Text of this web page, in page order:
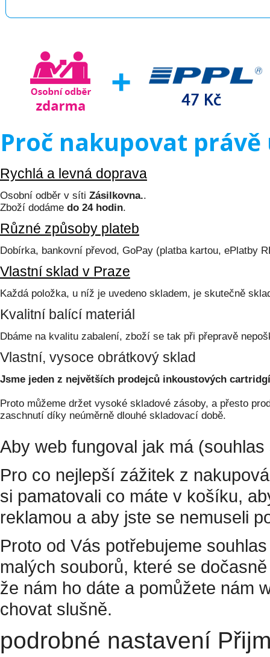
Proč nakupovat právě
Rychlá a levná doprava
Osobní odběr v síti Zásilkovna..
Zboží dodáme do 24 hodin.
Různé způsoby plateb
Dobírka, bankovní převod, GoPay (platba kartou, ePlatby
Vlastní sklad v Praze
Každá položka, u níž je uvedeno skladem, je skutečně
Kvalitní balící materiál
Dbáme na kvalitu zabalení, zboží se tak při přepravě
Vlastní, vysoce obrátkový sklad
Jsme jeden z největších prodejců inkoustových
Proto můžeme držet vysoké skladové zásoby, a přesto
zaschnutí díky neúměrně dlouhé skladovací době.
Aby web fungoval jak má
Pro co nejlepší zážitek z
si pamatovali co máte v košíku,
reklamou a aby jste se nemuseli
Proto od Vás potřebujeme
malých souborů, které se
že nám ho dáte a pomůžete nám
chovat slušně.
podrobné nastavení